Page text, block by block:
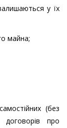
у їх
майна;
(без
договорів про